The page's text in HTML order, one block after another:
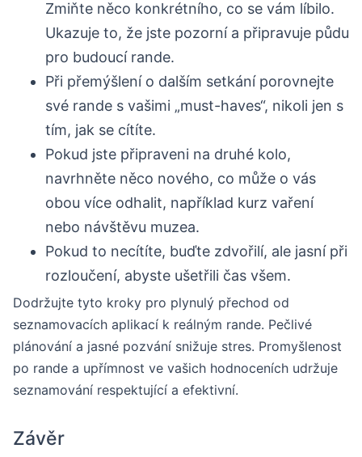
Zmiňte něco konkrétního, co se vám líbilo.
Ukazuje to, že jste pozorní a připravuje půdu
pro budoucí rande.
Při přemýšlení o dalším setkání porovnejte
své rande s vašimi „must-haves“, nikoli jen s
tím, jak se cítíte.
Pokud jste připraveni na druhé kolo,
navrhněte něco nového, co může o vás
obou více odhalit, například kurz vaření
nebo návštěvu muzea.
Pokud to necítíte, buďte zdvořilí, ale jasní při
rozloučení, abyste ušetřili čas všem.
Dodržujte tyto kroky pro plynulý přechod od
seznamovacích aplikací k reálným rande. Pečlivé
plánování a jasné pozvání snižuje stres. Promyšlenost
po rande a upřímnost ve vašich hodnoceních udržuje
seznamování respektující a efektivní.
Závěr